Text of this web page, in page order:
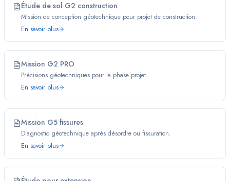
Étude de sol G2 construction
Mission de conception géotechnique pour projet de construction.
En savoir plus
Mission G2 PRO
Précisions géotechniques pour la phase projet.
En savoir plus
Mission G5 fissures
Diagnostic géotechnique après désordre ou fissuration.
En savoir plus